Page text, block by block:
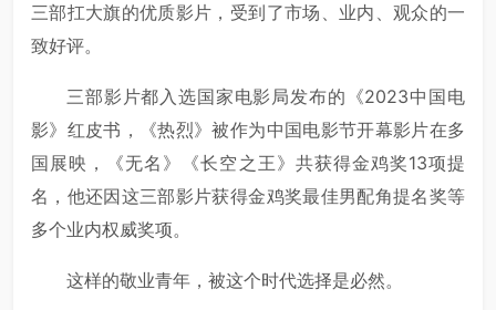
三部扛大旗的优质影片，受到了市场、业内、观众的一
致好评。
三部影片都入选国家电影局发布的《2023中国电
影》红皮书，《热烈》被作为中国电影节开幕影片在多
国展映，《无名》《长空之王》共获得金鸡奖13项提
名，他还因这三部影片获得金鸡奖最佳男配角提名奖等
多个业内权威奖项。
这样的敬业青年，被这个时代选择是必然。